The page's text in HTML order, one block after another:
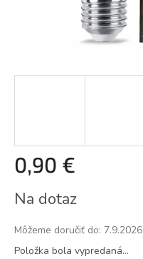
0,90 €
cena:
Na dotaz
Môžeme doručiť do: 7.9.2026
Položka bola vypredaná…